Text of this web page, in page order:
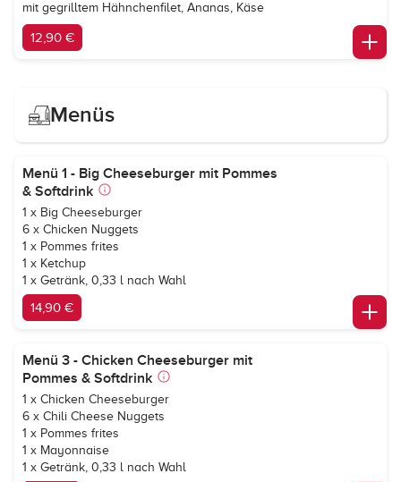
mit gegrilltem Hähnchenfilet, Ananas, Käse
12,90 €
Menüs
Menü 1 - Big Cheeseburger mit Pommes
& Softdrink
1 x Big Cheeseburger
6 x Chicken Nuggets
1 x Pommes frites
1 x Ketchup
1 x Getränk, 0,33 l nach Wahl
14,90 €
Menü 3 - Chicken Cheeseburger mit
Pommes & Softdrink
1 x Chicken Cheeseburger
6 x Chili Cheese Nuggets
1 x Pommes frites
1 x Mayonnaise
1 x Getränk, 0,33 l nach Wahl